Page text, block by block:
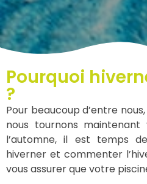
Pourquoi
?
Pour beaucoup d’entre
nous tournons maintenant
l’automne, il est temps
hiverner et commenter
vous assurer que votre